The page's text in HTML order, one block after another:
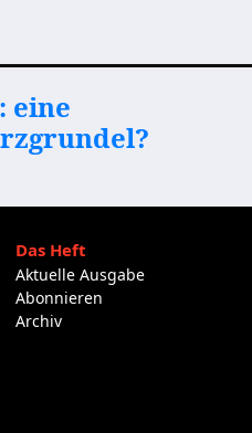
eine
Das Heft
Aktuelle Ausgabe
Abonnieren
Archiv